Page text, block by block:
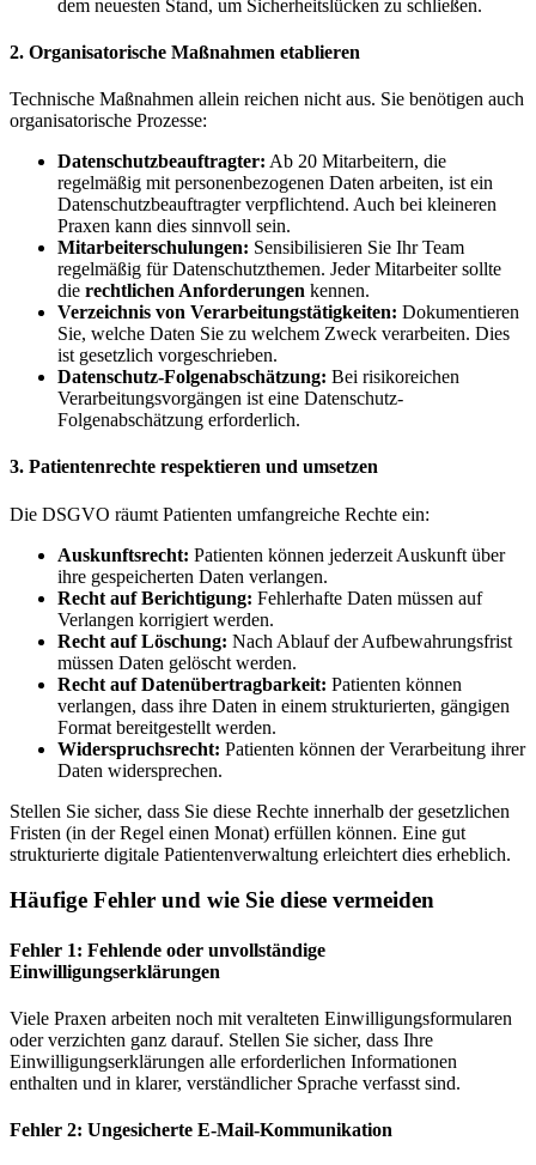
dem neuesten Stand, um Sicherheitslücken zu schließen.
2. Organisatorische Maßnahmen etablieren
Technische Maßnahmen allein reichen nicht aus. Sie benötigen auch
organisatorische Prozesse:
Datenschutzbeauftragter: Ab 20 Mitarbeitern, die
regelmäßig mit personenbezogenen Daten arbeiten, ist ein
Datenschutzbeauftragter verpflichtend. Auch bei kleineren
Praxen kann dies sinnvoll sein.
Mitarbeiterschulungen: Sensibilisieren Sie Ihr Team
regelmäßig für Datenschutzthemen. Jeder Mitarbeiter sollte
die rechtlichen Anforderungen kennen.
Verzeichnis von Verarbeitungstätigkeiten: Dokumentieren
Sie, welche Daten Sie zu welchem Zweck verarbeiten. Dies
ist gesetzlich vorgeschrieben.
Datenschutz-Folgenabschätzung: Bei risikoreichen
Verarbeitungsvorgängen ist eine Datenschutz-
Folgenabschätzung erforderlich.
3. Patientenrechte respektieren und umsetzen
Die DSGVO räumt Patienten umfangreiche Rechte ein:
Auskunftsrecht: Patienten können jederzeit Auskunft über
ihre gespeicherten Daten verlangen.
Recht auf Berichtigung: Fehlerhafte Daten müssen auf
Verlangen korrigiert werden.
Recht auf Löschung: Nach Ablauf der Aufbewahrungsfrist
müssen Daten gelöscht werden.
Recht auf Datenübertragbarkeit: Patienten können
verlangen, dass ihre Daten in einem strukturierten, gängigen
Format bereitgestellt werden.
Widerspruchsrecht: Patienten können der Verarbeitung ihrer
Daten widersprechen.
Stellen Sie sicher, dass Sie diese Rechte innerhalb der gesetzlichen
Fristen (in der Regel einen Monat) erfüllen können. Eine gut
strukturierte digitale Patientenverwaltung erleichtert dies erheblich.
Häufige Fehler und wie Sie diese vermeiden
Fehler 1: Fehlende oder unvollständige
Einwilligungserklärungen
Viele Praxen arbeiten noch mit veralteten Einwilligungsformularen
oder verzichten ganz darauf. Stellen Sie sicher, dass Ihre
Einwilligungserklärungen alle erforderlichen Informationen
enthalten und in klarer, verständlicher Sprache verfasst sind.
Fehler 2: Ungesicherte E-Mail-Kommunikation